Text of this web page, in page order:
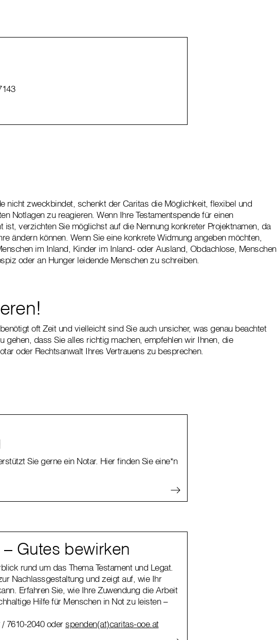
nicht zweckbindet, schenkt der Caritas die Möglichkeit, flexibel und
Notlagen zu reagieren. Wenn Ihre Testamentspende für einen
ist, verzichten Sie möglichst auf die Nennung konkreter Projektnamen, da
ändern können. Wenn Sie eine konkrete Widmung angeben möchten,
im Inland, Kinder im Inland- oder Ausland, Obdachlose, Menschen
oder an Hunger leidende Menschen zu schreiben.
oft Zeit und vielleicht sind Sie auch unsicher, was genau beachtet
gehen, dass Sie alles richtig machen, empfehlen wir Ihnen, die
oder Rechtsanwalt Ihres Vertrauens zu besprechen.
Sie gerne ein Notar. Hier finden Sie eine*n
Gutes bewirken
rund um das Thema Testament und Legat.
Nachlassgestaltung und zeigt auf, wie Ihr
Erfahren Sie, wie Ihre Zuwendung die Arbeit
Hilfe für Menschen in Not zu leisten –
7610-2040oderspenden(at)caritas-ooe.at